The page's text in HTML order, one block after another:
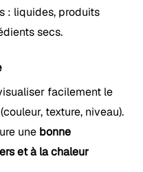
: liquides, produits
secs.
facilement le
texture, niveau).
une bonne
et à la chaleur